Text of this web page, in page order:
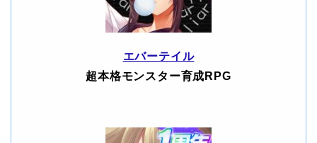
エバーテイル
超本格モンスター育成RPG